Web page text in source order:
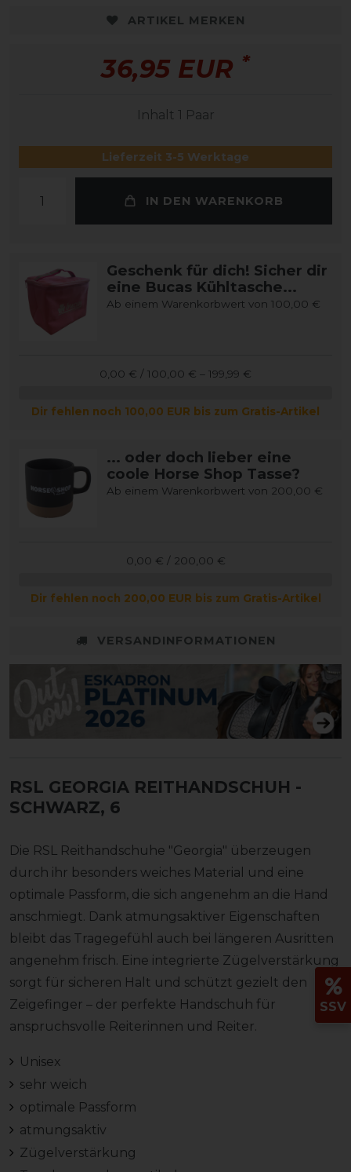
ARTIKEL MERKEN
36,95 EUR *
Inhalt 1 Paar
Lieferzeit 3-5 Werktage
IN DEN WARENKORB
Geschenk für dich! Sicher dir
eine Bucas Kühltasche...
Ab einem Warenkorbwert von 100,00 €
0,00 € / 100,00 € – 199,99 €
Dir fehlen noch 100,00 EUR bis zum Gratis-Artikel
... oder doch lieber eine
coole Horse Shop Tasse?
Ab einem Warenkorbwert von 200,00 €
0,00 € / 200,00 €
Dir fehlen noch 200,00 EUR bis zum Gratis-Artikel
VERSANDINFORMATIONEN
RSL GEORGIA REITHANDSCHUH -
SCHWARZ, 6
Die RSL Reithandschuhe "Georgia" überzeugen
durch ihr besonders weiches Material und eine
optimale Passform, die sich angenehm an die Hand
anschmiegt. Dank atmungsaktiver Eigenschaften
bleibt das Tragegefühl auch bei längeren Ausritten
angenehm frisch. Eine integrierte Zügelverstärkung
sorgt für sicheren Halt und schützt gezielt den
Zeigefinger – der perfekte Handschuh für
anspruchsvolle Reiterinnen und Reiter.
Unisex
sehr weich
optimale Passform
atmungsaktiv
Zügelverstärkung
SSV